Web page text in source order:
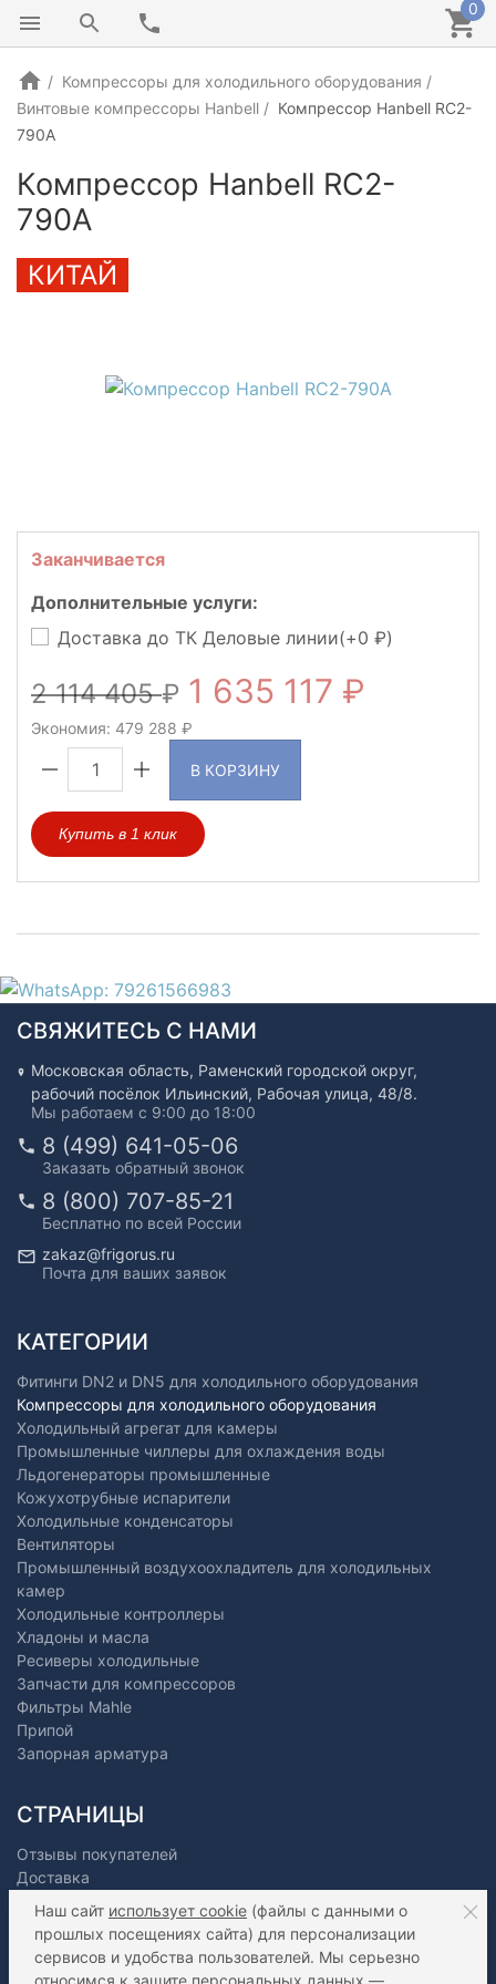
0
Компрессоры для холодильного оборудования
Винтовые компрессоры Hanbell
Компрессор Hanbell RC2-
790A
Компрессор Hanbell RC2-
790A
КИТАЙ
Заканчивается
Дополнительные услуги:
Доставка до ТК Деловые линии(+0 )
2 114 405 1 635 117
Экономия: 479 288
В КОРЗИНУ
Купить в 1 клик
СВЯЖИТЕСЬ С НАМИ
Московская область, Раменский городской округ,
рабочий посёлок Ильинский, Рабочая улица, 48/8.
Мы работаем с 9:00 до 18:00
8 (499) 641-05-06
Заказать обратный звонок
8 (800) 707-85-21
Бесплатно по всей России
zakaz@frigorus.ru
Почта для ваших заявок
КАТЕГОРИИ
Фитинги DN2 и DN5 для холодильного оборудования
Компрессоры для холодильного оборудования
Холодильный агрегат для камеры
Промышленные чиллеры для охлаждения воды
Льдогенераторы промышленные
Кожухотрубные испарители
Холодильные конденсаторы
Вентиляторы
Промышленный воздухоохладитель для холодильных
камер
Холодильные контроллеры
Хладоны и масла
Ресиверы холодильные
Запчасти для компрессоров
Фильтры Mahle
Припой
Запорная арматура
СТРАНИЦЫ
Отзывы покупателей
Доставка
Оплата
Как сделать заказ?
Дилерам
Наш сайт использует cookie (файлы с данными о
прошлых посещениях сайта) для персонализации
сервисов и удобства пользователей. Мы серьезно
относимся к защите персональных данных —